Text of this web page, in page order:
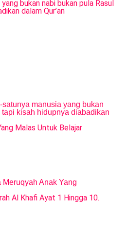
satunya manusia yang bukan
kisah hidupnya diabadikan
Meruqyah Anak Yang